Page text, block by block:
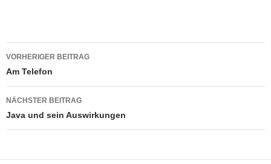
Beitragsnavigation
VORHERIGER BEITRAG
Am Telefon
NÄCHSTER BEITRAG
Java und sein Auswirkungen